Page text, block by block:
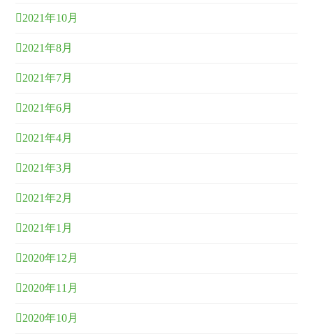
2021年10月
2021年8月
2021年7月
2021年6月
2021年4月
2021年3月
2021年2月
2021年1月
2020年12月
2020年11月
2020年10月